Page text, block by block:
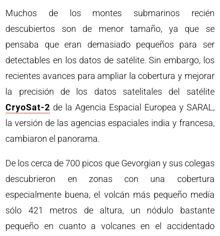
Muchos de los montes submarinos recién
descubiertos son de menor tamaño, ya que se
pensaba que eran demasiado pequeños para ser
detectables en los datos de satélite. Sin embargo, los
recientes avances para ampliar la cobertura y mejorar
la precisión de los datos satelitales del satélite
CryoSat-2 de la Agencia Espacial Europea y SARAL,
la versión de las agencias espaciales india y francesa,
cambiaron el panorama.
De los cerca de 700 picos que Gevorgian y sus colegas
descubrieron en zonas con una cobertura
especialmente buena, el volcán más pequeño medía
sólo 421 metros de altura, un nódulo bastante
pequeño en cuanto a volcanes en el accidentado